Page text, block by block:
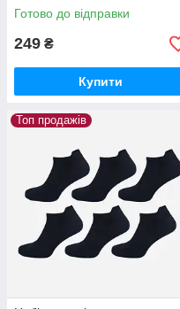
Готово до відправки
249 ₴
Купити
Топ продажів